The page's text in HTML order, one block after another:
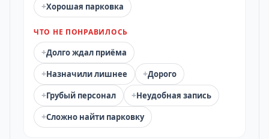
+Хорошая парковка
ЧТО НЕ ПОНРАВИЛОСЬ
+Долго ждал приёма
+Назначили лишнее +Дорого
+Грубый персонал +Неудобная запись
+Сложно найти парковку